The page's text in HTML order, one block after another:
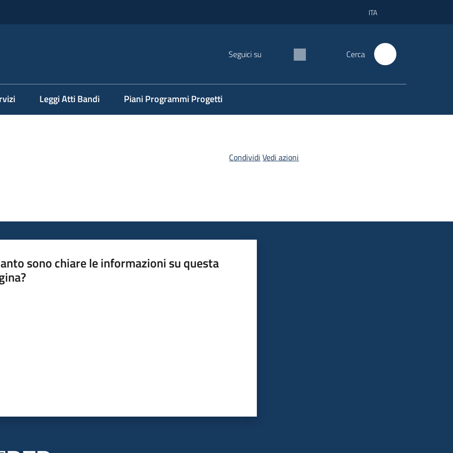
ITA
Seguici su Cerca
Leggi Atti Bandi Piani Programmi Progetti
Condividi Vedi azioni
sono chiare le informazioni su questa